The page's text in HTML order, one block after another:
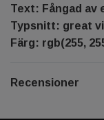
Text: Fångad av
Typsnitt: great
Färg: rgb(255,
Recensioner